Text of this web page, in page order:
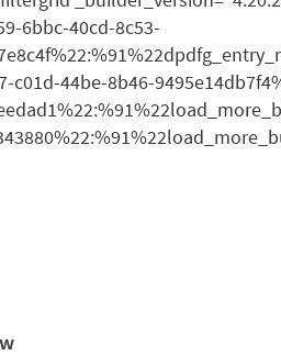
6bbc-40cd-8c53-
c01d-44be-8b46-